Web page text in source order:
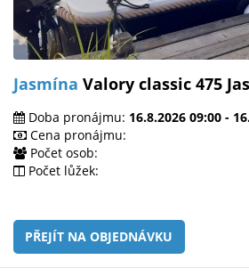
Jasmína Valory classic 475
Doba pronájmu: 16.8.2026 09:00 -
Cena pronájmu:
Počet osob:
Počet lůžek:
PŘEJÍT NA OBJEDNÁVKU